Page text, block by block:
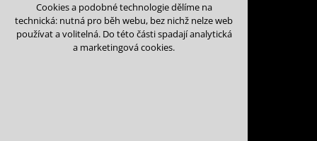
Odmítnout vše
Cookies a podobné technologie dělíme na
technická: nutná pro běh webu, bez nichž nelze web
používat a volitelná. Do této části spadají analytická
a marketingová cookies.